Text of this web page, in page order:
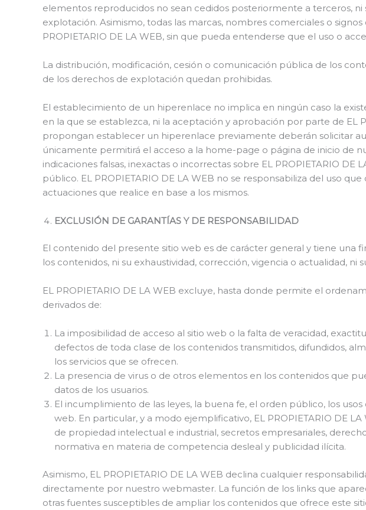
elementos reproducidos no sean cedidos posteriormente a terceros,
explotación. Asimismo, todas las marcas, nombres comerciales o
PROPIETARIO DE LA WEB, sin que pueda entenderse que el uso o
La distribución, modificación, cesión o comunicación pública de los
de los derechos de explotación quedan prohibidas.
El establecimiento de un hiperenlace no implica en ningún caso la
en la que se establezca, ni la aceptación y aprobación por parte de EL
propongan establecer un hiperenlace previamente deberán solicitar
únicamente permitirá el acceso a la home-page o página de inicio de
indicaciones falsas, inexactas o incorrectas sobre EL PROPIETARIO
público. EL PROPIETARIO DE LA WEB no se responsabiliza del uso
actuaciones que realice en base a los mismos.
EXCLUSIÓN DE GARANTÍAS Y DE RESPONSABILIDAD
El contenido del presente sitio web es de carácter general y tiene una
los contenidos, ni su exhaustividad, corrección, vigencia o actualidad,
EL PROPIETARIO DE LA WEB excluye, hasta donde permite el
derivados de:
La imposibilidad de acceso al sitio web o la falta de veracidad,
defectos de toda clase de los contenidos transmitidos, difundidos,
los servicios que se ofrecen.
La presencia de virus o de otros elementos en los contenidos que
datos de los usuarios.
El incumplimiento de las leyes, la buena fe, el orden público, los
web. En particular, y a modo ejemplificativo, EL PROPIETARIO DE
de propiedad intelectual e industrial, secretos empresariales,
normativa en materia de competencia desleal y publicidad ilícita.
Asimismo, EL PROPIETARIO DE LA WEB declina cualquier
directamente por nuestro webmaster. La función de los links que
otras fuentes susceptibles de ampliar los contenidos que ofrece este